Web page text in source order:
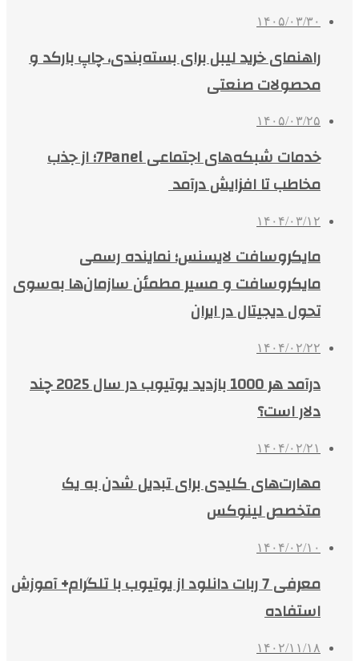
۱۴۰۵/۰۳/۳۰
راهنمای خرید لیبل برای بسته‌بندی، چاپ بارکد و
محصولات صنعتی
۱۴۰۵/۰۳/۲۵
خدمات شبکه‌های اجتماعی 7Panel؛ از جذب
مخاطب تا افزایش درآمد
۱۴۰۴/۰۳/۱۲
مایکروسافت لایسنس؛ نماینده رسمی
مایکروسافت و مسیر مطمئن سازمان‌ها به‌سوی
تحول دیجیتال در ایران
۱۴۰۴/۰۲/۲۲
درآمد هر 1000 بازدید یوتیوب در سال 2025 چند
دلار است؟
۱۴۰۴/۰۲/۲۱
مهارت‌های کلیدی برای تبدیل شدن به یک
متخصص لینوکس
۱۴۰۴/۰۲/۱۰
معرفی 7 ربات دانلود از یوتیوب با تلگرام+ آموزش
استفاده
۱۴۰۲/۱۱/۱۸